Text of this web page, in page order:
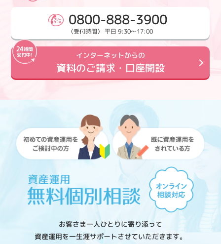
0800-888-3900
〈受付時間〉 平日 9:30～17:00
インターネットからの
資料のご請求・口座開設
お客さま一人ひとりに寄り添って
資産運用を一生涯サポートさせていただきます。